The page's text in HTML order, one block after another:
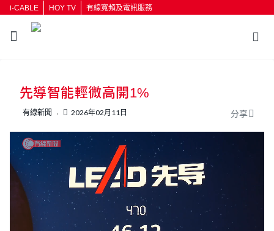
i-CABLE HOY TV 有線寬頻及電訊服務
按輸入鍵開始搜尋
先導智能輕微高開1%
有線新聞 2026年02月11日 分享